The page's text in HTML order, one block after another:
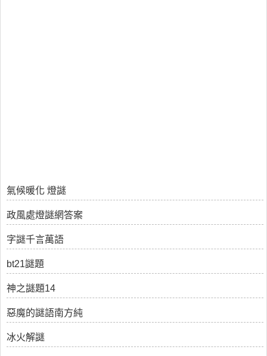
氣候暖化 燈謎
政風處燈謎網答案
字謎千言萬語
bt21謎題
神之謎題14
惡魔的謎語南方純
冰火解謎